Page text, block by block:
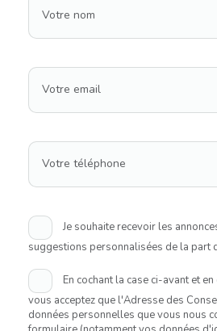
Votre nom
Votre email
Votre téléphone
Je souhaite recevoir les
suggestions personnalisées de la part
En cochant la case ci-avant et
vous acceptez que l'Adresse des
données personnelles que vous nous